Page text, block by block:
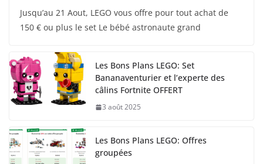
Jusqu’au 21 Aout, LEGO vous offre pour tout achat de
150 € ou plus le set Le bébé astronaute grand
Les Bons Plans LEGO: Set
Bananaventurier et l’experte des
câlins Fortnite OFFERT
3 août 2025
Les Bons Plans LEGO: Offres
groupées